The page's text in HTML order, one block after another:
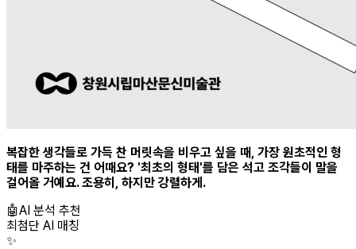
복잡한 생각들로 가득 찬 머릿속을 비우고 싶을 때, 가장 원초적인 형
태를 마주하는 건 어때요? '최초의 형태'를 담은 석고 조각들이 말을
걸어올 거예요. 조용히, 하지만 강렬하게.
🤖AI 분석 추천
최첨단 AI 매칭
✨